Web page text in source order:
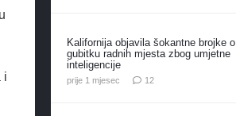
i
Kalifornija objavila šokantne brojke o
gubitku radnih mjesta zbog umjetne
inteligencije
prije 1 mjesec 12komentara